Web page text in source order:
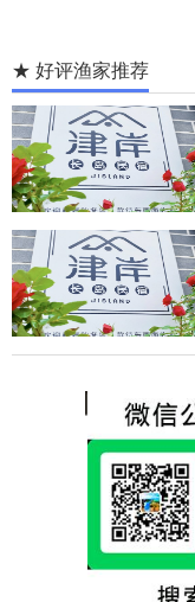
★ 好评渔家推荐